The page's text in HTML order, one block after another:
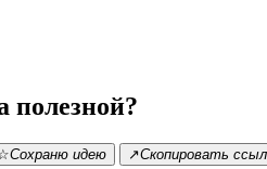
полезной?
Сохраню идею ↗Скопировать